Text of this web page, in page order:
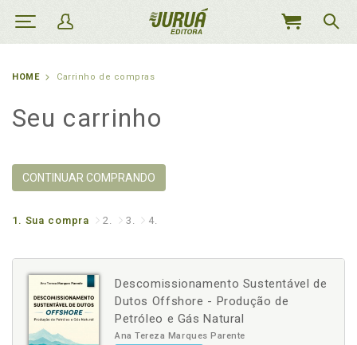
MEU
HOME Carrinho de compras
Seu carrinho
CONTINUAR COMPRANDO
1. Sua compra 2. 3. 4.
Descomissionamento Sustentável de
Dutos Offshore - Produção de
Petróleo e Gás Natural
Ana Tereza Marques Parente